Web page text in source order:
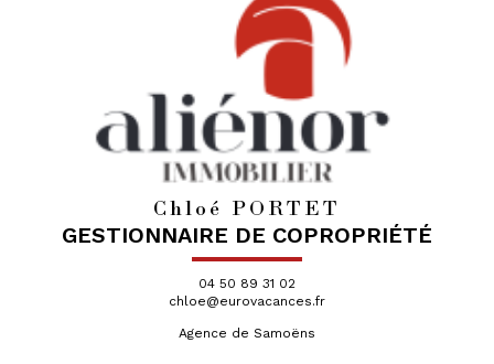
Chloé PORTET
GESTIONNAIRE DE COPROPRIÉTÉ
04 50 89 31 02
chloe@eurovacances.fr
Agence de Samoëns